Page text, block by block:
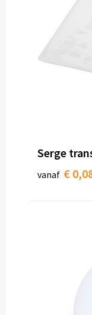
Serge
vanaf €